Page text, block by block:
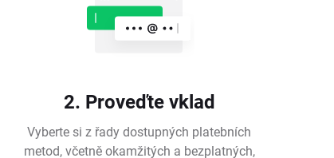
2. Proveďte vklad
Vyberte si z řady dostupných platebních
metod, včetně okamžitých a bezplatných,